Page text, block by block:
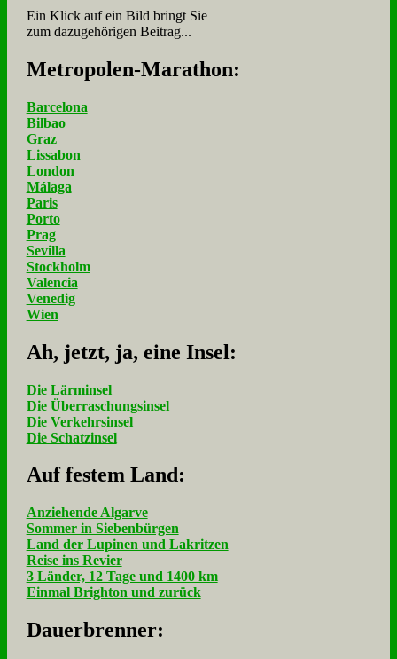
Ein Klick auf ein Bild bringt Sie
zum dazugehörigen Beitrag...
Me­tro­po­len-Ma­ra­thon:
Barcelona
Bilbao
Graz
Lissabon
London
Málaga
Paris
Porto
Prag
Sevilla
Stockholm
Valencia
Venedig
Wien
Ah, jetzt, ja, ei­ne In­sel:
Die Lärminsel
Die Überraschungsinsel
Die Verkehrsinsel
Die Schatzinsel
Auf fe­stem Land:
Anziehende Algarve
Sommer in Siebenbürgen
Land der Lupinen und Lakritzen
Reise ins Revier
3 Länder, 12 Tage und 1400 km
Einmal Brighton und zurück
Dau­er­bren­ner: